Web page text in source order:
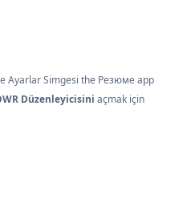
Ayarlar Simgesi the Резюме app
Düzenleyicisini açmak için